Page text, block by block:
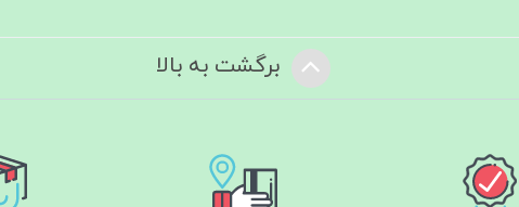
برگشت به بالا